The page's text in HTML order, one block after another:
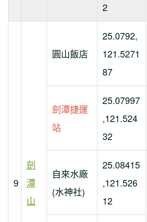
2
9
劍
潭
山
圓山飯店
25.0792,
121.5271
87
劍潭捷運
站
25.07997
,121.524
32
自來水廠
(水神社)
25.08415
,121.526
12